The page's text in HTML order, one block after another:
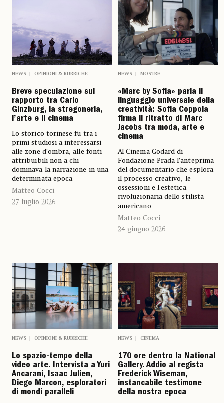
NEWS OPINIONI & RUBRICHE
Breve speculazione sul
rapporto tra Carlo
Ginzburg, la stregoneria,
l’arte e il cinema
Lo storico torinese fu tra i
primi studiosi a interessarsi
alle zone d’ombra, alle fonti
attribuibili non a chi
dominava la narrazione in una
determinata epoca
Matteo Cocci
27 luglio 2026
NEWS MOSTRE
«Marc by Sofia» parla il
linguaggio universale della
creatività: Sofia Coppola
firma il ritratto di Marc
Jacobs tra moda, arte e
cinema
Al Cinema Godard di
Fondazione Prada l’anteprima
del documentario che esplora
il processo creativo, le
ossessioni e l'estetica
rivoluzionaria dello stilista
americano
Matteo Cocci
24 giugno 2026
NEWS OPINIONI & RUBRICHE
Lo spazio-tempo della
video arte. Intervista a Yuri
Ancarani, Isaac Julien,
Diego Marcon, esploratori
di mondi paralleli
NEWS CINEMA
170 ore dentro la National
Gallery. Addio al regista
Frederick Wiseman,
instancabile testimone
della nostra epoca